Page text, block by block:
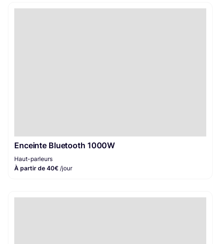
Enceinte Bluetooth 1000W
Haut-parleurs
À partir de 40€ /jour